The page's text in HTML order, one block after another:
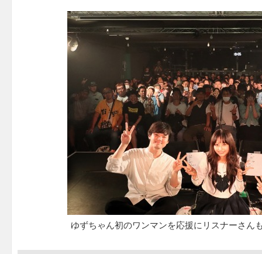
ゆずちゃん初のワンマンを応援にリスナーさん